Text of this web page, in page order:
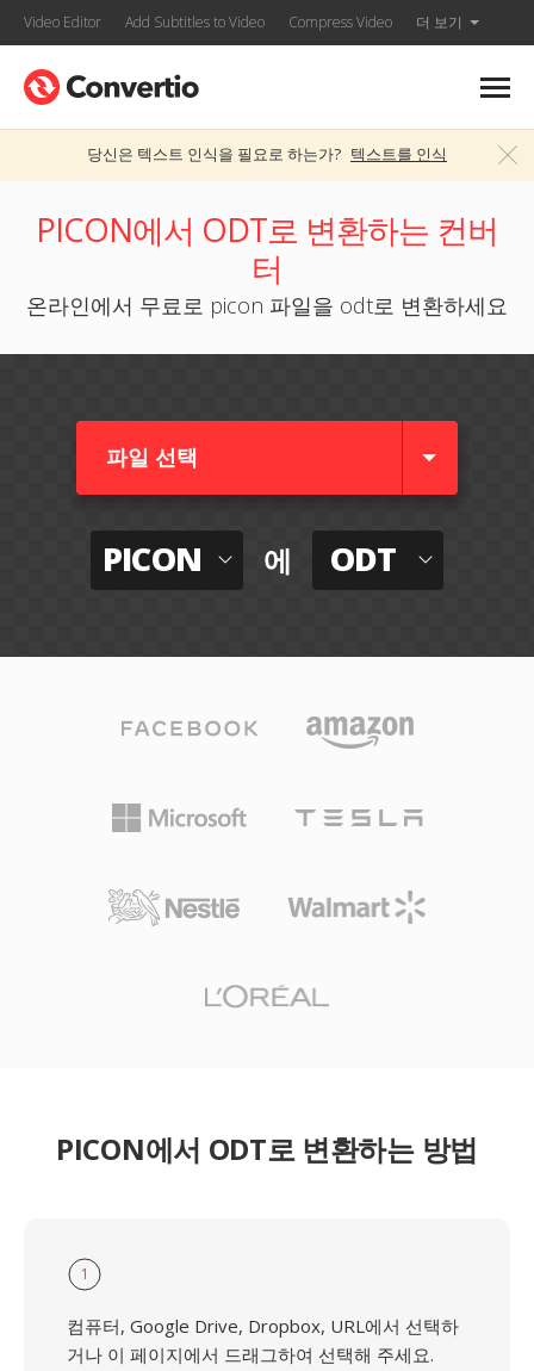
Video Editor Add Subtitles to Video Compress Video 더 보기
당신은 텍스트 인식을 필요로 하는가? 텍스트를 인식
PICON에서 ODT로 변환하는 컨버
터
온라인에서 무료로 picon 파일을 odt로 변환하세요
파일 선택
PICON 에 ODT
PICON에서 ODT로 변환하는 방법
1
컴퓨터, Google Drive, Dropbox, URL에서 선택하
거나 이 페이지에서 드래그하여 선택해 주세요.